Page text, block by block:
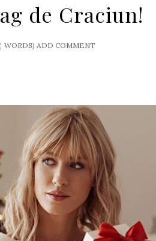
de Craciun!
WORDS) ADD COMMENT